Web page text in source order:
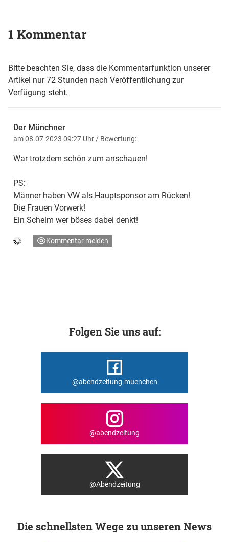
1 Kommentar
Bitte beachten Sie, dass die Kommentarfunktion unserer
Artikel nur 72 Stunden nach Veröffentlichung zur
Verfügung steht.
Der Münchner
am 08.07.2023 09:27 Uhr / Bewertung:
War trotzdem schön zum anschauen!
PS:
Männer haben VW als Hauptsponsor am Rücken!
Die Frauen Vorwerk!
Ein Schelm wer böses dabei denkt!
Kommentar melden
Folgen Sie uns auf:
@abendzeitung.muenchen
@abendzeitung
@Abendzeitung
Die schnellsten Wege zu unseren News